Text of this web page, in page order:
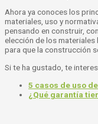
Ahora ya conoces los
materiales, uso y
pensando en construir,
elección de los materiales
para que la construcción
Si te ha gustado, te
5 casos de uso
¿Qué garantía